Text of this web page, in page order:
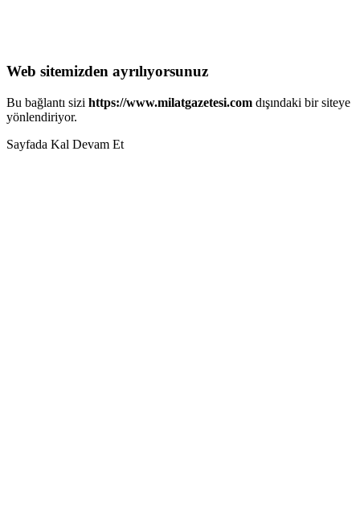
Web sitemizden ayrılıyorsunuz
Bu bağlantı sizi https://www.milatgazetesi.com dışındaki bir siteye
yönlendiriyor.
Sayfada Kal Devam Et